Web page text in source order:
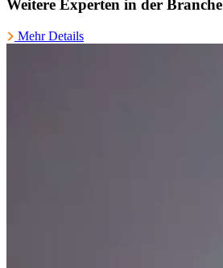
Weitere Experten in der Branche
Mehr Details